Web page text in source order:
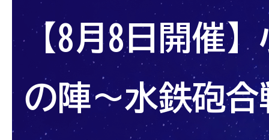
【8月8日開催
の陣～水鉄砲